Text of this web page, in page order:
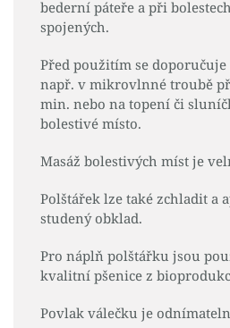
bederní páteře a při
spojených.
Před použitím se
např. v mikrovlnné troubě
min. nebo na topení či
bolestivé místo.
Masáž bolestivých míst je
Polštářek lze také zchladit a
studený obklad.
Pro náplň polštářku jsou
kvalitní pšenice z
Povlak válečku je